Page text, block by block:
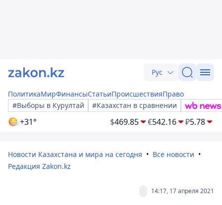
Рус
ПолитикаМирФинансыСтатьиПроисшествияПраво
#Выборы в Курултай
#Казахстан в сравнении
+31° $469.85 €542.16 ₽5.78
Новости Казахстана и мира на сегодня
Все новости
Редакция Zakon.kz
14:17, 17 апреля 2021